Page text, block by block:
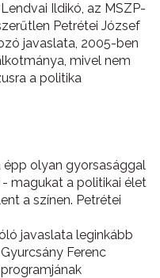
Ildikó, az MSZP-
Petrétei József
javaslata, 2005-ben
mivel nem
a politika
olyan gyorsasággal
magukat a politikai élet
a színen. Petrétei
javaslata leginkább
Ferenc